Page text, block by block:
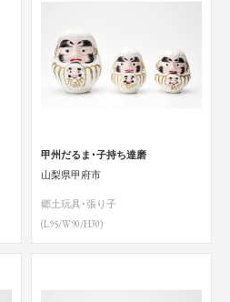
甲州だるま･子持ち達磨
山梨県甲府市
郷土玩具･張り子
(L95/W90/H30)